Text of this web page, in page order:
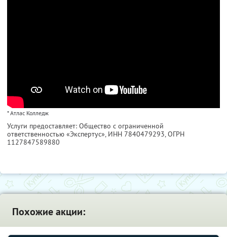
* Атлас Колледж
Услуги предоставляет: Общество с ограниченной
ответственностью «Экспертус», ИНН 7840479293, ОГРН
1127847589880
Похожие акции: